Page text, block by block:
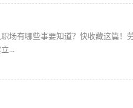
场有哪些事要知道？快收藏这篇
...